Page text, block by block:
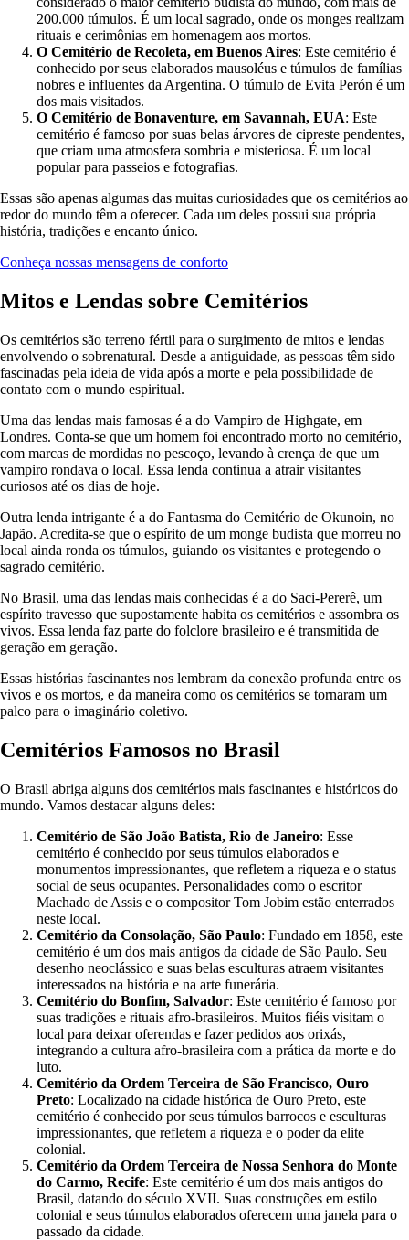
200.000 túmulos. É um local sagrado, onde os monges realizam
rituais e cerimônias em homenagem aos mortos.
O Cemitério de Recoleta, em Buenos Aires: Este cemitério é
conhecido por seus elaborados mausoléus e túmulos de famílias
nobres e influentes da Argentina. O túmulo de Evita Perón é um
dos mais visitados.
O Cemitério de Bonaventure, em Savannah, EUA: Este
cemitério é famoso por suas belas árvores de cipreste pendentes,
que criam uma atmosfera sombria e misteriosa. É um local
popular para passeios e fotografias.
Essas são apenas algumas das muitas curiosidades que os cemitérios ao
redor do mundo têm a oferecer. Cada um deles possui sua própria
história, tradições e encanto único.
Conheça nossas mensagens de conforto
Mitos e Lendas sobre Cemitérios
Os cemitérios são terreno fértil para o surgimento de mitos e lendas
envolvendo o sobrenatural. Desde a antiguidade, as pessoas têm sido
fascinadas pela ideia de vida após a morte e pela possibilidade de
contato com o mundo espiritual.
Uma das lendas mais famosas é a do Vampiro de Highgate, em
Londres. Conta-se que um homem foi encontrado morto no cemitério,
com marcas de mordidas no pescoço, levando à crença de que um
vampiro rondava o local. Essa lenda continua a atrair visitantes
curiosos até os dias de hoje.
Outra lenda intrigante é a do Fantasma do Cemitério de Okunoin, no
Japão. Acredita-se que o espírito de um monge budista que morreu no
local ainda ronda os túmulos, guiando os visitantes e protegendo o
sagrado cemitério.
No Brasil, uma das lendas mais conhecidas é a do Saci-Pererê, um
espírito travesso que supostamente habita os cemitérios e assombra os
vivos. Essa lenda faz parte do folclore brasileiro e é transmitida de
geração em geração.
Essas histórias fascinantes nos lembram da conexão profunda entre os
vivos e os mortos, e da maneira como os cemitérios se tornaram um
palco para o imaginário coletivo.
Cemitérios Famosos no Brasil
O Brasil abriga alguns dos cemitérios mais fascinantes e históricos do
mundo. Vamos destacar alguns deles:
Cemitério de São João Batista, Rio de Janeiro: Esse
cemitério é conhecido por seus túmulos elaborados e
monumentos impressionantes, que refletem a riqueza e o status
social de seus ocupantes. Personalidades como o escritor
Machado de Assis e o compositor Tom Jobim estão enterrados
neste local.
Cemitério da Consolação, São Paulo: Fundado em 1858, este
cemitério é um dos mais antigos da cidade de São Paulo. Seu
desenho neoclássico e suas belas esculturas atraem visitantes
interessados na história e na arte funerária.
Cemitério do Bonfim, Salvador: Este cemitério é famoso por
suas tradições e rituais afro-brasileiros. Muitos fiéis visitam o
local para deixar oferendas e fazer pedidos aos orixás,
integrando a cultura afro-brasileira com a prática da morte e do
luto.
Cemitério da Ordem Terceira de São Francisco, Ouro
Preto: Localizado na cidade histórica de Ouro Preto, este
cemitério é conhecido por seus túmulos barrocos e esculturas
impressionantes, que refletem a riqueza e o poder da elite
colonial.
Cemitério da Ordem Terceira de Nossa Senhora do Monte
do Carmo, Recife: Este cemitério é um dos mais antigos do
Brasil, datando do século XVII. Suas construções em estilo
colonial e seus túmulos elaborados oferecem uma janela para o
passado da cidade.